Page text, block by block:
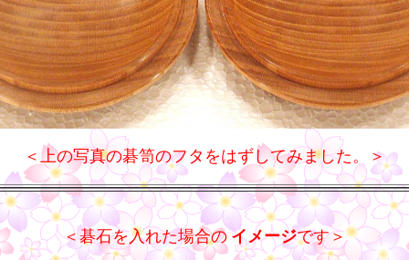
＜上の写真の碁笥のフタをはずしてみました。＞
＜碁石を入れた場合の イメージです＞